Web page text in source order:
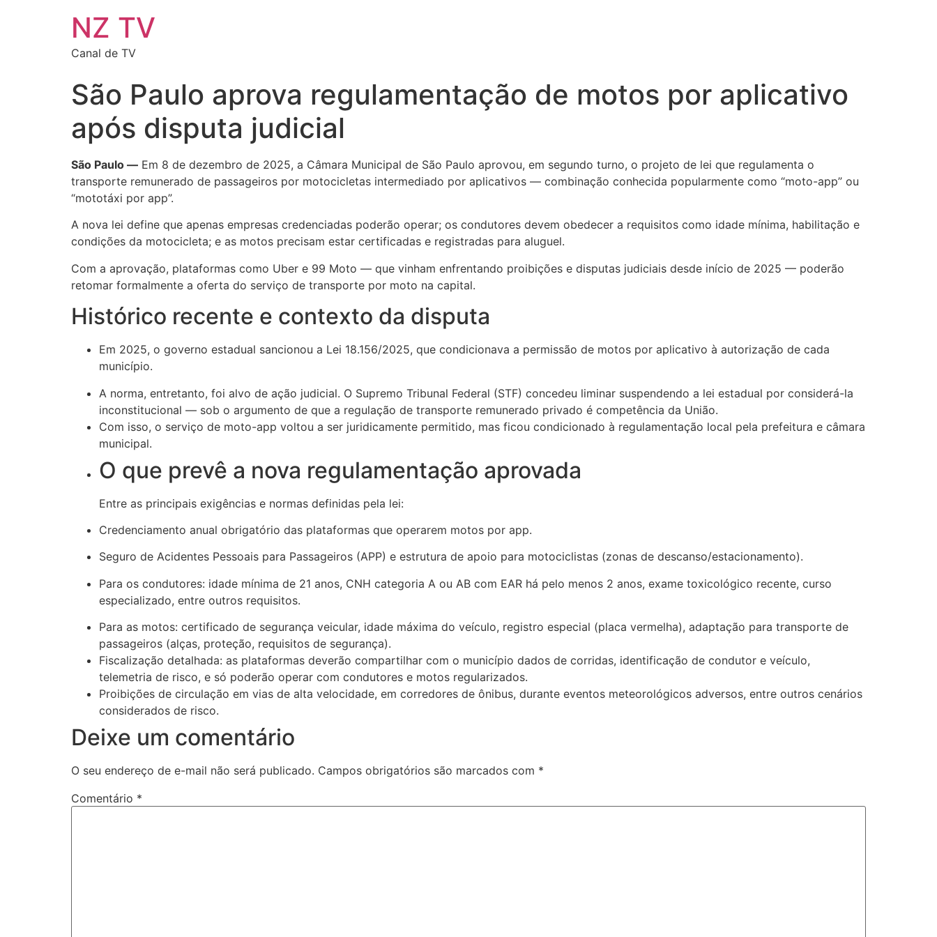
NZ TV
Canal de TV
São Paulo aprova regulamentação de motos por aplicativo
após disputa judicial
São Paulo — Em 8 de dezembro de 2025, a Câmara Municipal de São Paulo aprovou, em segundo turno, o projeto de lei que regulamenta o
transporte remunerado de passageiros por motocicletas intermediado por aplicativos — combinação conhecida popularmente como “moto-app” ou
“mototáxi por app”.
A nova lei define que apenas empresas credenciadas poderão operar; os condutores devem obedecer a requisitos como idade mínima, habilitação e
condições da motocicleta; e as motos precisam estar certificadas e registradas para aluguel.
Com a aprovação, plataformas como Uber e 99 Moto — que vinham enfrentando proibições e disputas judiciais desde início de 2025 — poderão
retomar formalmente a oferta do serviço de transporte por moto na capital.
Histórico recente e contexto da disputa
Em 2025, o governo estadual sancionou a Lei 18.156/2025, que condicionava a permissão de motos por aplicativo à autorização de cada
município.
A norma, entretanto, foi alvo de ação judicial. O Supremo Tribunal Federal (STF) concedeu liminar suspendendo a lei estadual por considerá-la
inconstitucional — sob o argumento de que a regulação de transporte remunerado privado é competência da União.
Com isso, o serviço de moto-app voltou a ser juridicamente permitido, mas ficou condicionado à regulamentação local pela prefeitura e câmara
municipal.
O que prevê a nova regulamentação aprovada
Entre as principais exigências e normas definidas pela lei:
Credenciamento anual obrigatório das plataformas que operarem motos por app.
Seguro de Acidentes Pessoais para Passageiros (APP) e estrutura de apoio para motociclistas (zonas de descanso/estacionamento).
Para os condutores: idade mínima de 21 anos, CNH categoria A ou AB com EAR há pelo menos 2 anos, exame toxicológico recente, curso
especializado, entre outros requisitos.
Para as motos: certificado de segurança veicular, idade máxima do veículo, registro especial (placa vermelha), adaptação para transporte de
passageiros (alças, proteção, requisitos de segurança).
Fiscalização detalhada: as plataformas deverão compartilhar com o município dados de corridas, identificação de condutor e veículo,
telemetria de risco, e só poderão operar com condutores e motos regularizados.
Proibições de circulação em vias de alta velocidade, em corredores de ônibus, durante eventos meteorológicos adversos, entre outros cenários
considerados de risco.
Deixe um comentário
O seu endereço de e-mail não será publicado. Campos obrigatórios são marcados com *
Comentário *